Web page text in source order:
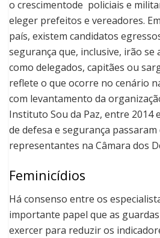
o crescimentode policiais e
eleger prefeitos e vereadores.
país, existem candidatos
segurança que, inclusive, irão se
como delegados, capitães ou
reflete o que ocorre no cenário
com levantamento da
Instituto Sou da Paz, entre 2014
de defesa e segurança
representantes na Câmara dos
Feminicídios
Há consenso entre os
importante papel que as
exercer para reduzir os